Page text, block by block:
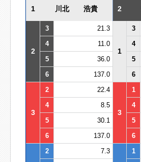
1 川北 浩貴 2
2
3 21.3
1
3
4
11.0 4
5
36.0 5
6
137.0 6
3
2 22.4
3
1
4
8.5 4
5
30.1 5
6
137.0 6
2 7.3 1